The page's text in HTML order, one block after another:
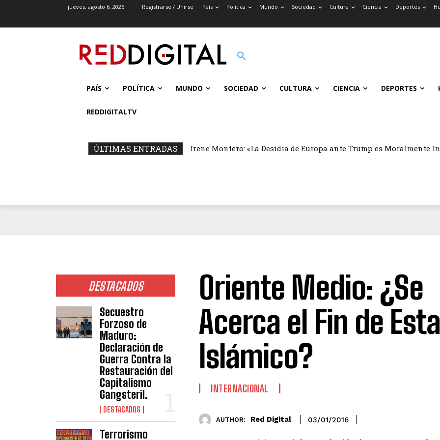
jueves, agosto 6, 2026 Registrarse / Unirse País Política Mundo Sociedad Cultura Ciencia Deportes
PAÍS POLÍTICA MUNDO SOCIEDAD CULTURA CIENCIA DEPORTES
REDDIGITALTV
ÚLTIMAS ENTRADAS Irene Montero: «La Desidia de Europa ante Trump es Moralmente
DESTACADOS
Secuestro
Forzoso de
Maduro:
Declaración de
Guerra Contra la
Restauración del
Capitalismo
Gangsteril.
DESTACADOS
Terrorismo
Oriente Medio: ¿Se
Acerca el Fin de
Islámico?
INTERNACIONAL
AUTHOR: Red Digital 03/01/2016